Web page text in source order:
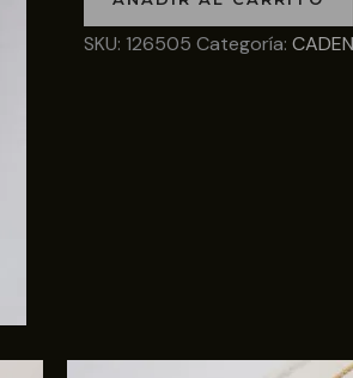
SKU: 126505 Categoría: